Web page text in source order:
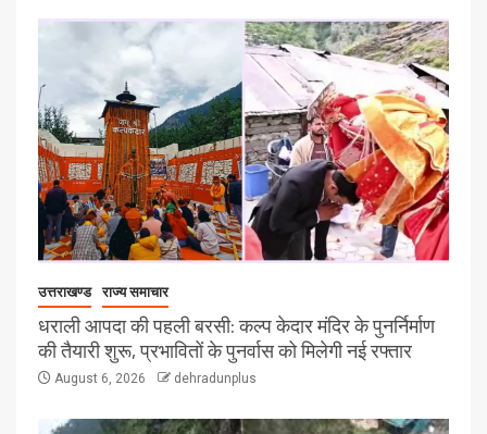
उत्तराखण्ड राज्य समाचार
धराली आपदा की पहली बरसी: कल्प केदार मंदिर के पुनर्निर्माण
की तैयारी शुरू, प्रभावितों के पुनर्वास को मिलेगी नई रफ्तार
August 6, 2026 dehradunplus